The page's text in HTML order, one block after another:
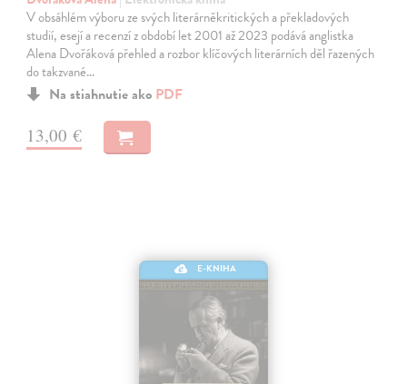
V obsáhlém výboru ze svých literárněkritických a překladových
studií, esejí a recenzí z období let 2001 až 2023 podává anglistka
Alena Dvořáková přehled a rozbor klíčových literárních děl řazených
do takzvané…
Na stiahnutie ako PDF
13,00 €
E-KNIHA